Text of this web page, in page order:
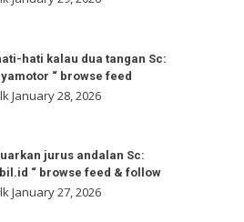
hati kalau dua tangan Sc:
“ browse feed
January 28, 2026
jurus andalan Sc:
“ browse feed & follow
January 27, 2026